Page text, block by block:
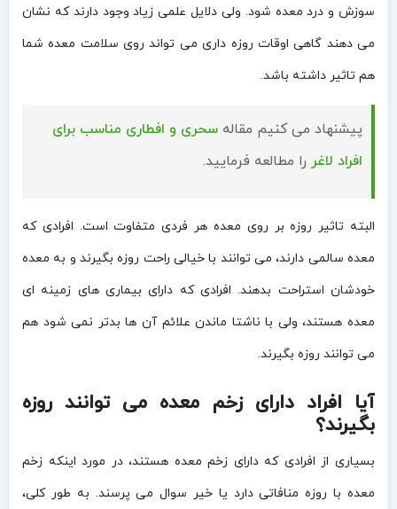
سوزش و درد معده شود. ولی دلایل علمی زیاد وجود دارند که نشان
می دهند گاهی اوقات روزه داری می تواند روی سلامت معده شما
هم تاثیر داشته باشد.
پیشنهاد می کنیم مقاله سحری و افطاری مناسب برای
افراد لاغر را مطالعه فرمایید.
البته تاثیر روزه بر روی معده هر فردی متفاوت است. افرادی که
معده سالمی دارند، می توانند با خیالی راحت روزه بگیرند و به معده
خودشان استراحت بدهند. افرادی که دارای بیماری های زمینه ای
معده هستند، ولی با ناشتا ماندن علائم آن ها بدتر نمی شود هم
می توانند روزه بگیرند.
آیا افراد دارای زخم معده می توانند روزه
بگیرند؟
بسیاری از افرادی که دارای زخم معده هستند، در مورد اینکه زخم
معده با روزه منافاتی دارد یا خیر سوال می پرسند. به طور کلی،